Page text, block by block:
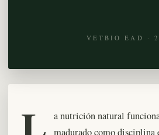
VETBIO EAD ·
a nutrición natural
madurado como disciplina